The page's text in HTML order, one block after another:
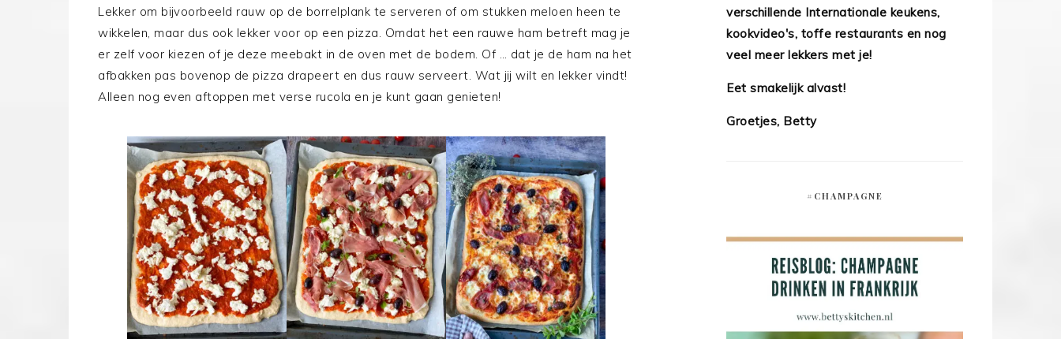
Lekker om bijvoorbeeld rauw op de borrelplank te serveren of om stukken meloen heen te
wikkelen, maar dus ook lekker voor op een pizza. Omdat het een rauwe ham betreft mag je
er zelf voor kiezen of je deze meebakt in de oven met de bodem. Of … dat je de ham na het
afbakken pas bovenop de pizza drapeert en dus rauw serveert. Wat jij wilt en lekker vindt!
Alleen nog even aftoppen met verse rucola en je kunt gaan genieten!
verschillende Internationale keukens,
kookvideo's, toffe restaurants en nog
veel meer lekkers met je!
Eet smakelijk alvast!
Groetjes, Betty
#CHAMPAGNE